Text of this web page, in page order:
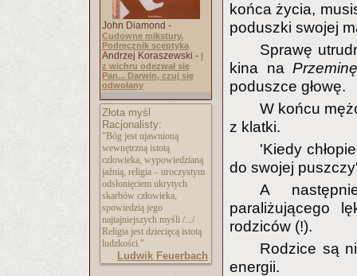
John Diamond -
Cudowne mikstury.
Podręcznik sceptyka
Andrzej Koraszewski - I
z wichru odezwał się
Pan... Darwin, czuj się
odwołany
Złota myśl
Racjonalisty:
"Bóg jest ujawnioną
wewnętrzną istotą
człowieka, wypowiedzianą
jaźnią, religia – uroczystym
odsłonięciem ukrytych
skarbów człowieka,
spowiedzią jego
najtajniejszych myśli /.../
Religia jest dziecięcą istotą
ludzkości."
Ludwik Feuerbach
końca życia,
poduszki swojej
Sprawę
kina na
poduszce głowę.
W końcu
z klatki.
'Kiedy
do swojej
A
paraliżującego
rodziców (!).
Rodzice są
energii.